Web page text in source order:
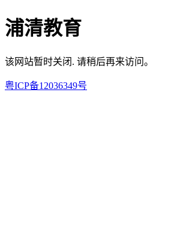
浦清教育
该网站暂时关闭. 请稍后再来访问。
粤ICP备12036349号